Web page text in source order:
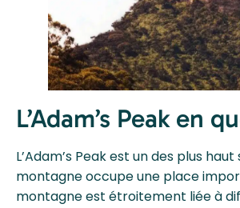
L’Adam’s Peak en
L’Adam’s Peak est un des plus
montagne occupe une place
montagne est étroitement liée à